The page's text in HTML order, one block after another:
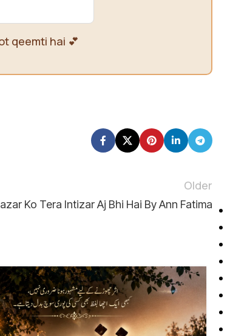
qeemti hai 💕
Older
Ko Tera Intizar Aj Bhi Hai By Ann Fatima